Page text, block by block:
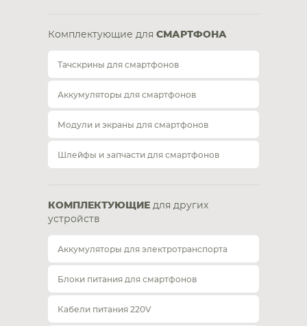
Комплектующие для СМАРТФОНА
Тачскрины для смартфонов
Аккумуляторы для смартфонов
Модули и экраны для смартфонов
Шлейфы и запчасти для смартфонов
КОМПЛЕКТУЮЩИЕ для других
устройств
Аккумуляторы для электротранспорта
Блоки питания для смартфонов
Кабели питания 220V